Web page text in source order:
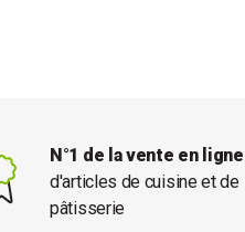
N°1 de la vente en ligne
d'articles de cuisine et de
pâtisserie